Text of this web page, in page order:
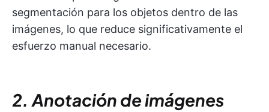
segmentación para los objetos dentro de las
imágenes, lo que reduce significativamente el
esfuerzo manual necesario.
2. Anotación de imágenes